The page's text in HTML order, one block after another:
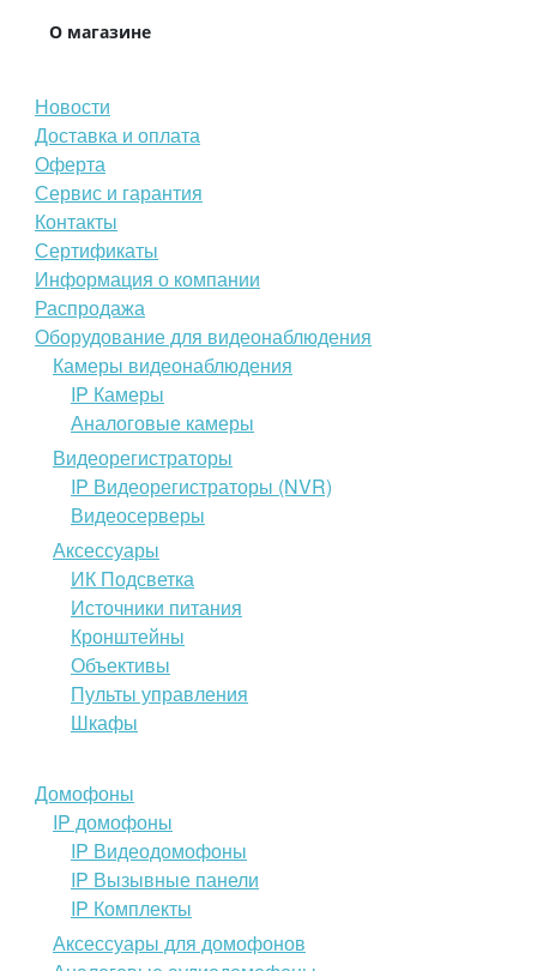
О магазине
Новости
Доставка и оплата
Оферта
Сервис и гарантия
Контакты
Сертификаты
Информация о компании
Распродажа
Оборудование для видеонаблюдения
Камеры видеонаблюдения
IP Камеры
Аналоговые камеры
Видеорегистраторы
IP Видеорегистраторы (NVR)
Видеосерверы
Аксессуары
ИК Подсветка
Источники питания
Кронштейны
Объективы
Пульты управления
Шкафы
Домофоны
IP домофоны
IP Видеодомофоны
IP Вызывные панели
IP Комплекты
Аксессуары для домофонов